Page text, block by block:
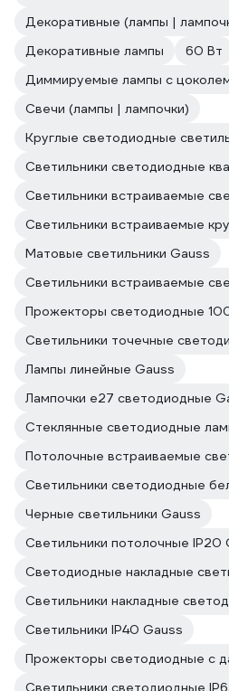
Декоративные (лампы |
Декоративные лампы
60 Вт
Диммируемые лампы с
Свечи (лампы | лампочки)
Круглые светодиодные
Светильники светодиодные
Светильники встраиваемые
Матовые светильники Gauss
Прожекторы светодиодные
Лампы линейные Gauss
Лампочки е27 светодиодные
Стеклянные светодиодные
Потолочные встраиваемые
Светильники светодиодные
Черные светильники Gauss
Светильники потолочные IP20
Светодиодные накладные
Светильники накладные
Светильники IP40 Gauss
Светильники светодиодные